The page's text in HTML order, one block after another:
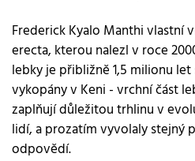
objevy
planeta
pokrok
Frederick Kyalo Manthi vlastní
erecta, kterou nalezl v roce
lebky je přibližně 1,5 milionu
vykopány v Keni - vrchní část
zaplňují důležitou trhlinu v
lidí, a prozatím vyvolaly stejný
odpovědí.